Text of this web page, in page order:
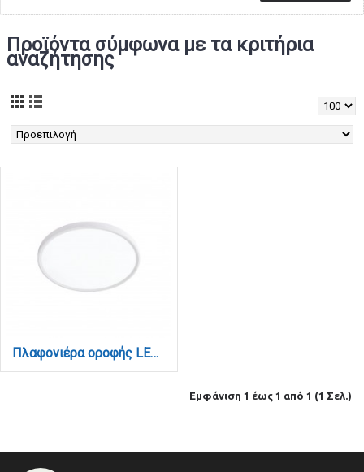
Προϊόντα σύμφωνα με τα κριτήρια
αναζήτησης
Πλαφονιέρα οροφής LED 40W 3CCT (by switch on base) σε λευκή απόχρωση D:50x2,5cm (42036-B-White)
Εμφάνιση 1 έως 1 από 1 (1 Σελ.)